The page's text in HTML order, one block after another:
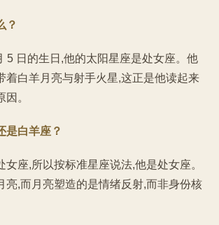
？
5 日的生日,他的太阳星座是处女座。他
着白羊月亮与射手火星,这正是他读起来
。
是白羊座？
女座,所以按标准星座说法,他是处女座。
亮,而月亮塑造的是情绪反射,而非身份核